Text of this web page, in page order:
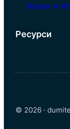
Фрази и
Ресурси
© 2026 ·